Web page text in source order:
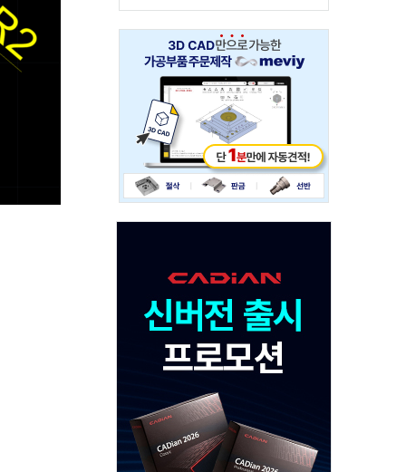
234x60
120x600